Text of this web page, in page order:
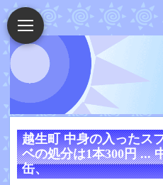
越生町 中身の入ったス
ベの処分は1本300円 ...
缶、